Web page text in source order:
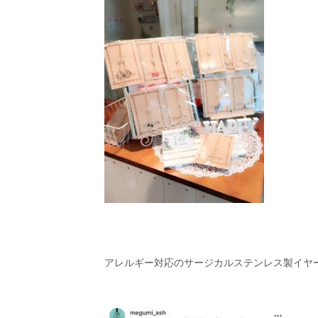
アレルギー対応のサージカルステンレス製イヤ